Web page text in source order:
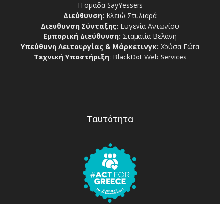
Η ομάδα SayYessers
Διεύθυνση: Κλειώ Στυλιαρά
Διεύθυνση Σύνταξης: Ευγενία Αντωνίου
Εμπορική Διεύθυνση: Σταματία Βελάνη
Υπεύθυνη Λειτουργίας & Μάρκετινγκ: Χρύσα Γώτα
Τεχνική Υποστήριξη: BlackDot Web Services
Ταυτότητα